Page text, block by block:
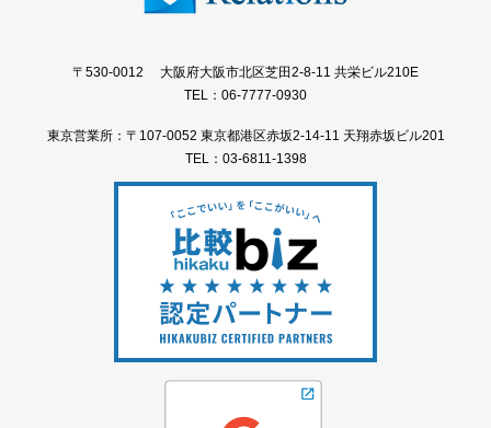
〒530-0012 大阪府大阪市北区芝田2-8-11 共栄ビル210E
TEL：06-7777-0930
東京営業所：〒107-0052 東京都港区赤坂2-14-11 天翔赤坂ビル201
TEL：03-6811-1398